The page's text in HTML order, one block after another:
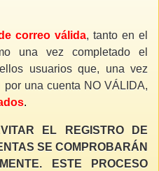
correo válida, tanto en el
una vez completado el
usuarios que, una vez
una cuenta NO VÁLIDA,
.
EL REGISTRO DE
SE COMPROBARÁN
ESTE PROCESO